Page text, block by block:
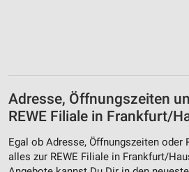
Adresse, Öffnungszeiten
REWE Filiale in Frankfurt/
Egal ob Adresse, Öffnungszeiten oder
alles zur REWE Filiale in Frankfurt/